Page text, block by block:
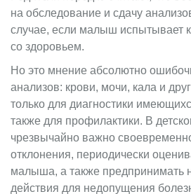
на обследование и сдачу
случае, если малыш испытывает
со здоровьем.
Но это мнение абсолютно
анализов: крови, мочи, кала и
только для диагностики
также для профилактики. В
чрезвычайно важно
отклонения, периодически
малыша, а также предпринимать
действия для недопущения